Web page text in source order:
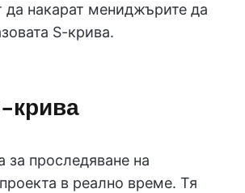
да накарат мениджърите да
S-крива.
крива
за проследяване на
в реално време. Тя